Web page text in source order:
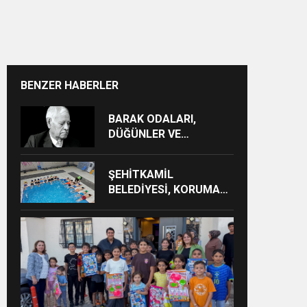
BENZER HABERLER
BARAK ODALARI,
DÜĞÜNLER VE
ŞEHİTKAMİL
BELEDİYESİ, KORUMA
SPORLA
BULUŞTURUYOR